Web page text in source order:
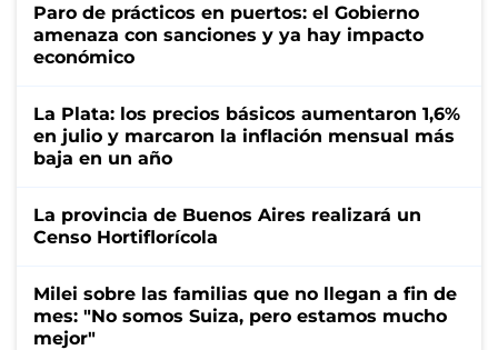
Paro de prácticos en puertos: el Gobierno
amenaza con sanciones y ya hay impacto
económico
La Plata: los precios básicos aumentaron 1,6%
en julio y marcaron la inflación mensual más
baja en un año
La provincia de Buenos Aires realizará un
Censo Hortiflorícola
Milei sobre las familias que no llegan a fin de
mes: "No somos Suiza, pero estamos mucho
mejor"